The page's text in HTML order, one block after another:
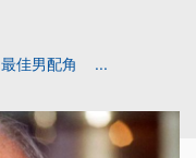
最佳男配角 ...